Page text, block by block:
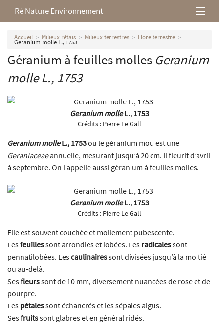
Ré Nature Environnement
L’association
Milieux rétais
Nos parutions
Accueil Milieux rétais Milieux terrestres Flore terrestre
Geranium molle L., 1753
Géranium à feuilles molles Geranium
molleL., 1753
Geranium molleL., 1753
Crédits : Pierre Le Gall
Geranium molleL., 1753ou le géranium mou est une
Geraniaceaeannuelle, mesurant jusqu’à 20 cm. Il fleurit d’avril
à septembre. On l’appelle aussi géranium à feuilles molles.
Geranium molleL., 1753
Crédits : Pierre Le Gall
Elle est souvent couchée et mollement pubescente.
Lesfeuillessont arrondies et lobées. Les radicalessont
pennatilobées. Lescaulinairessont divisées jusqu’à la moitié
ou au-delà.
Sesfleurssont de 10 mm, diversement nuancées de rose et de
pourpre.
Les pétalessont échancrés et les sépales aigus.
Sesfruitssont glabres et en général ridés.